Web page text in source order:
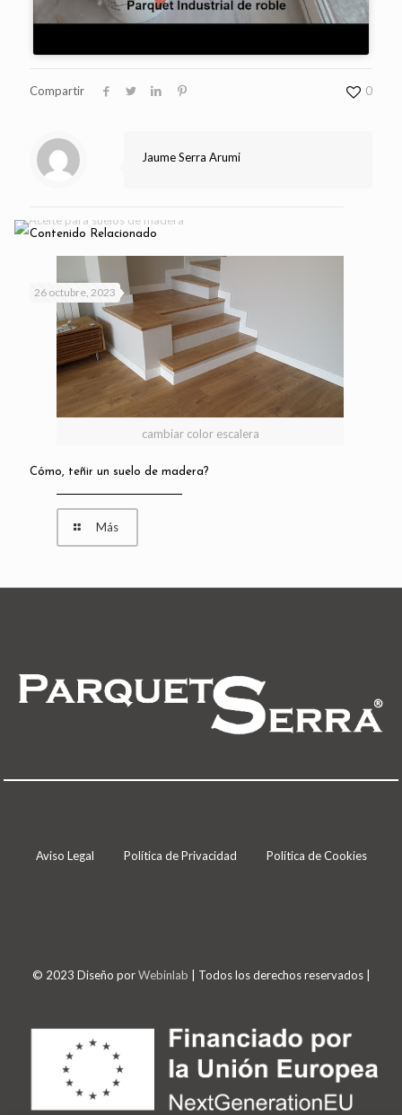
Compartir 0
Jaume Serra Arumi
Contenido Relacionado
cambiar color escalera
26 octubre, 2023
Cómo, teñir un suelo de madera?
Más
Aviso Legal Política de Privacidad Política de Cookies
© 2023 Diseño porWebinlab | Todos los derechos reservados |